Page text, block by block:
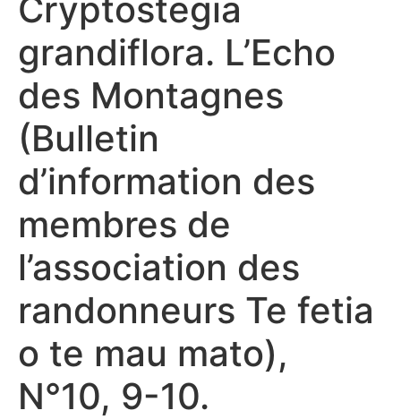
Cryptostegia
grandiflora. L’Echo
des Montagnes
(Bulletin
d’information des
membres de
l’association des
randonneurs Te fetia
o te mau mato),
N°10, 9-10.